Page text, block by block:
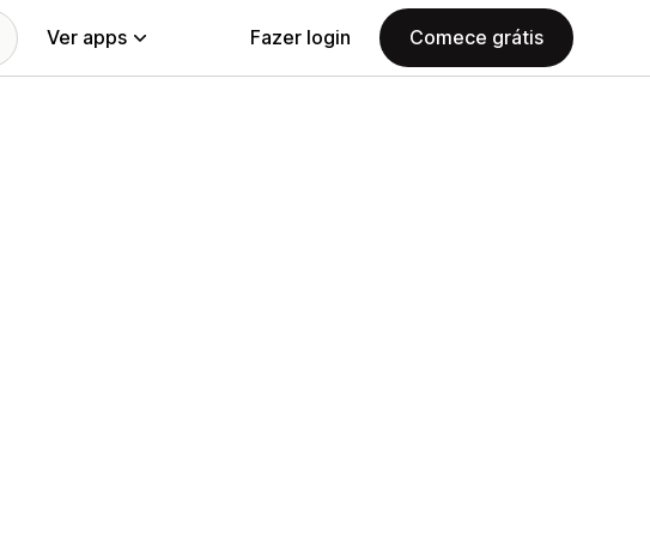
Ver apps Fazer login Comece grátis